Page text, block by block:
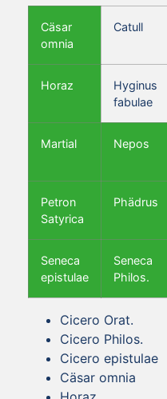
Cäsar
omnia
Catull
Horaz
Hyginus
fabulae
Martial Nepos
Petron
Satyrica
Phädrus
Seneca
epistulae
Seneca
Philos.
Cicero Orat.
Cicero Philos.
Cicero epistulae
Cäsar omnia